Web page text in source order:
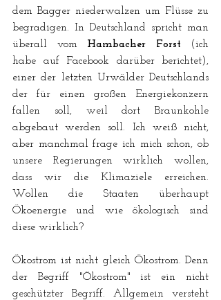
dem Bagger niederwalzen um Flüsse zu
begradigen. In Deutschland spricht man
überall vom Hambacher Forst (ich
habe auf Facebook darüber berichtet),
einer der letzten Urwälder Deutschlands
der für einen großen Energiekonzern
fallen soll, weil dort Braunkohle
abgebaut werden soll. Ich weiß nicht,
aber manchmal frage ich mich schon, ob
unsere Regierungen wirklich wollen,
dass wir die Klimaziele erreichen.
Wollen die Staaten überhaupt
Ökoenergie und wie ökologisch sind
diese wirklich?
Ökostrom ist nicht gleich Ökostrom. Denn
der Begriff "Ökostrom" ist ein nicht
geschützter Begriff. Allgemein versteht